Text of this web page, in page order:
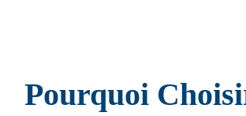
Pourquoi